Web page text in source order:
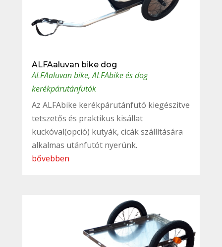
ALFAaluvan bike dog
ALFAaluvan bike,ALFAbike és dog
kerékpárutánfutók
Az ALFAbike kerékpárutánfutó kiegészitve
tetszetős és praktikus kisállat
kuckóval(opció) kutyák, cicák szállítására
alkalmas utánfutót nyerünk.
bővebben